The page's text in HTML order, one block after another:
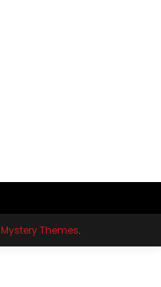
Mystery Themes.